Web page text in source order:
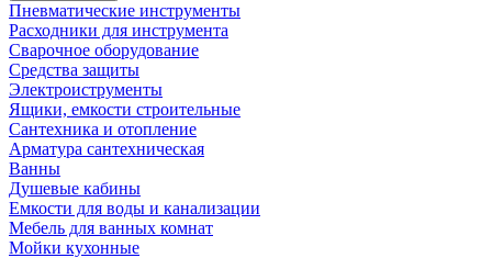
Пневматические инструменты
Расходники для инструмента
Сварочное оборудование
Средства защиты
Электроиструменты
Ящики, емкости строительные
Сантехника и отопление
Арматура сантехническая
Ванны
Душевые кабины
Емкости для воды и канализации
Мебель для ванных комнат
Мойки кухонные